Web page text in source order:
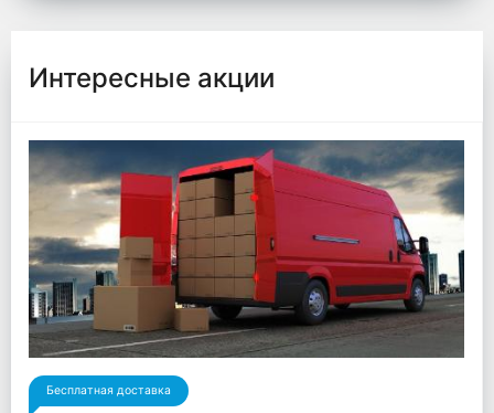
Интересные акции
Бесплатная доставка